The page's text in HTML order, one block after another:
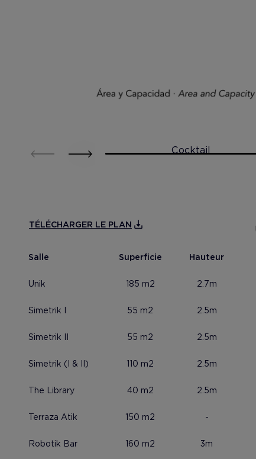
Cocktail
TÉLÉCHARGER LE PLAN
Salle Superficie Hauteur
Unik 185 m2 2.7m
Simetrik I 55 m2 2.5m
Simetrik II 55 m2 2.5m
Simetrik (I & II) 110 m2 2.5m
The Library 40 m2 2.5m
Terraza Atik 150 m2 -
Robotik Bar 160 m2 3m